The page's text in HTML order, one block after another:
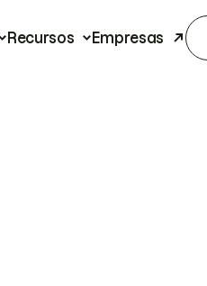
Recursos Empresas